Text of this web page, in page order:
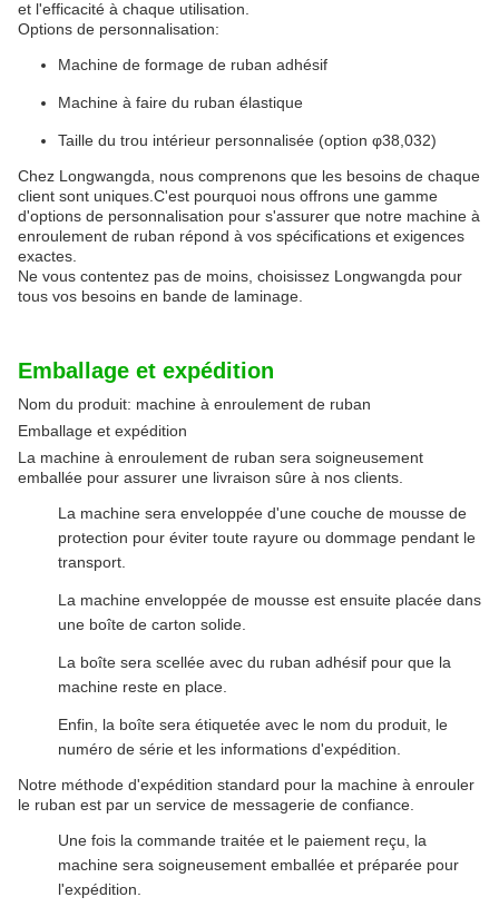
et l'efficacité à chaque utilisation.
Options de personnalisation:
Machine de formage de ruban adhésif
Machine à faire du ruban élastique
Taille du trou intérieur personnalisée (option φ38,032)
Chez Longwangda, nous comprenons que les besoins de chaque
client sont uniques.C'est pourquoi nous offrons une gamme
d'options de personnalisation pour s'assurer que notre machine à
enroulement de ruban répond à vos spécifications et exigences
exactes.
Ne vous contentez pas de moins, choisissez Longwangda pour
tous vos besoins en bande de laminage.
Emballage et expédition
Nom du produit: machine à enroulement de ruban
Emballage et expédition
La machine à enroulement de ruban sera soigneusement
emballée pour assurer une livraison sûre à nos clients.
La machine sera enveloppée d'une couche de mousse de
protection pour éviter toute rayure ou dommage pendant le
transport.
La machine enveloppée de mousse est ensuite placée dans
une boîte de carton solide.
La boîte sera scellée avec du ruban adhésif pour que la
machine reste en place.
Enfin, la boîte sera étiquetée avec le nom du produit, le
numéro de série et les informations d'expédition.
Notre méthode d'expédition standard pour la machine à enrouler
le ruban est par un service de messagerie de confiance.
Une fois la commande traitée et le paiement reçu, la
machine sera soigneusement emballée et préparée pour
l'expédition.